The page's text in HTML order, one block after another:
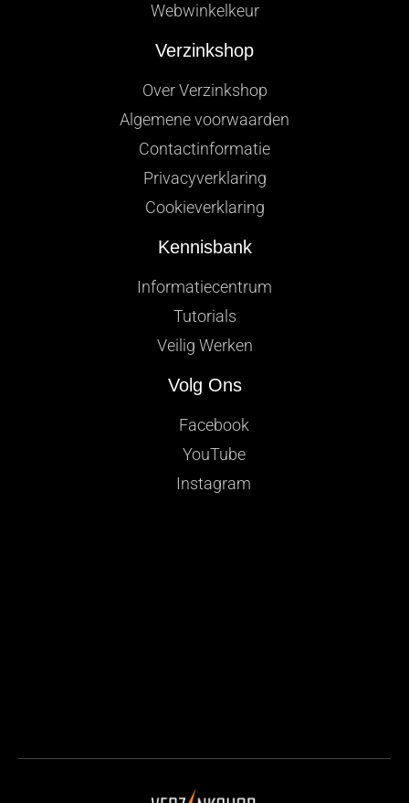
Webwinkelkeur
Verzinkshop
Over Verzinkshop
Algemene voorwaarden
Contactinformatie
Privacyverklaring
Cookieverklaring
Kennisbank
Informatiecentrum
Tutorials
Veilig Werken
Volg Ons
Facebook
YouTube
Instagram